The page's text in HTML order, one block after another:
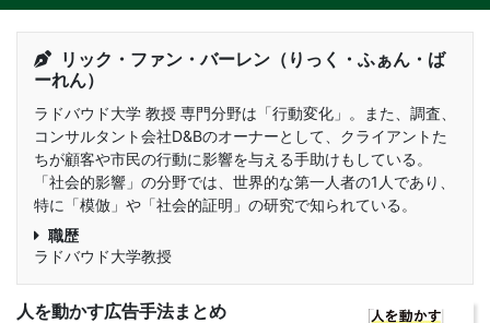
リック・ファン・バーレン（りっく・ふぁん・ば
ーれん）
ラドバウド大学 教授 専門分野は「行動変化」。また、調査、
コンサルタント会社D&Bのオーナーとして、クライアントた
ちが顧客や市民の行動に影響を与える手助けもしている。
「社会的影響」の分野では、世界的な第一人者の1人であり、
特に「模倣」や「社会的証明」の研究で知られている。
職歴
ラドバウド大学教授
人を動かす広告手法まとめ